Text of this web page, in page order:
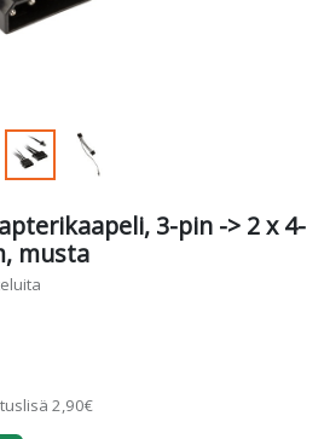
3-pin -> 2 x 4-
musta
2,90€